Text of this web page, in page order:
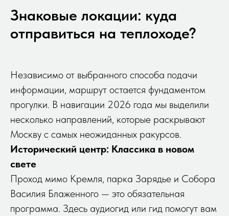
Знаковые локации: куда
отправиться на теплоходе?
Независимо от выбранного способа подачи
информации, маршрут остается фундаментом
прогулки. В навигации 2026 года мы выделили
несколько направлений, которые раскрывают
Москву с самых неожиданных ракурсов.
Исторический центр: Классика в новом
свете
Проход мимо Кремля, парка Зарядье и Собора
Василия Блаженного — это обязательная
программа. Здесь аудиогид или гид помогут вам